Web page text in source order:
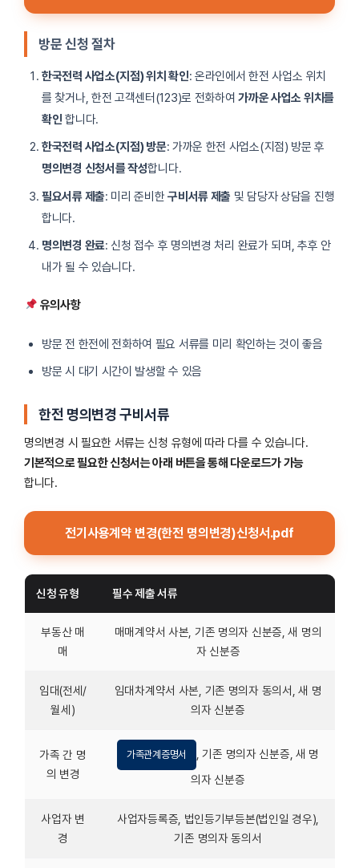
방문 신청 절차
한국전력 사업소(지점) 위치 확인: 온라인에서 한전 사업소 위치
를 찾거나, 한전 고객센터(123)로 전화하여가까운 사업소 위치를
확인 합니다.
한국전력 사업소(지점) 방문: 가까운 한전 사업소(지점) 방문 후
명의변경 신청서를 작성합니다.
필요서류 제출: 미리 준비한구비서류 제출 및 담당자 상담을 진행
합니다.
명의변경 완료: 신청 접수 후 명의변경 처리 완료가 되며, 추후 안
내가 될 수 있습니다.
유의사항
방문 전 한전에 전화하여 필요 서류를 미리 확인하는 것이 좋음
방문 시 대기 시간이 발생할 수 있음
한전 명의변경 구비서류
명의변경 시 필요한 서류는 신청 유형에 따라 다를 수 있습니다.
기본적으로 필요한 신청서는 아래 버튼을 통해 다운로드가 가능
합니다.
전기사용계약 변경(한전 명의변경)신청서.pdf
신청 유형 필수 제출 서류
부동산 매
매
매매계약서 사본, 기존 명의자 신분증, 새 명의
자 신분증
임대(전세/
월세)
임대차계약서 사본, 기존 명의자 동의서, 새 명
의자 신분증
가족 간 명
의 변경
가족관계증명서
, 기존 명의자 신분증, 새 명
의자 신분증
사업자 변
경
사업자등록증, 법인등기부등본(법인일 경우),
기존 명의자 동의서